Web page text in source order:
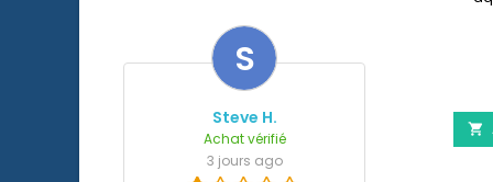
S
Steve H.
Achat vérifié
3 jours ago
